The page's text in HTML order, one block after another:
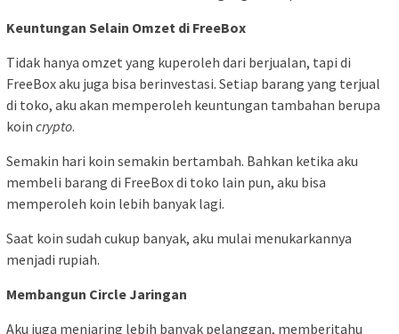
Keuntungan Selain Omzet di FreeBox
Tidak hanya omzet yang kuperoleh dari berjualan, tapi di
FreeBox aku juga bisa berinvestasi. Setiap barang yang terjual
di toko, aku akan memperoleh keuntungan tambahan berupa
koin crypto.
Semakin hari koin semakin bertambah. Bahkan ketika aku
membeli barang di FreeBox di toko lain pun, aku bisa
memperoleh koin lebih banyak lagi.
Saat koin sudah cukup banyak, aku mulai menukarkannya
menjadi rupiah.
Membangun Circle Jaringan
Aku juga menjaring lebih banyak pelanggan, memberitahu